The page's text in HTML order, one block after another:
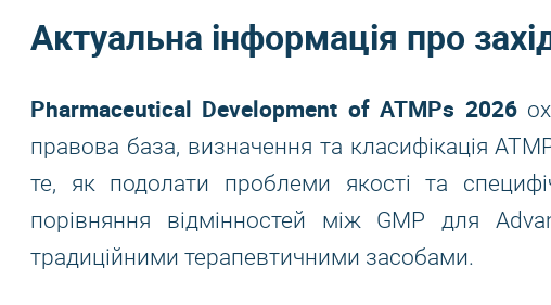
Актуальна інформація про
Pharmaceutical Development of ATMPs 2026
правова база, визначення та класифікація
те, як подолати проблеми якості та
порівняння відмінностей між GMP для
традиційними терапевтичними засобами.